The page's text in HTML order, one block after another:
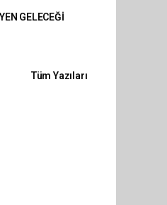
GELECEĞİ
Tüm Yazıları